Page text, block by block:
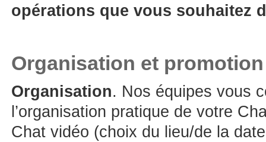
opérations que vous souhaitez
Organisation et promotion
Organisation. Nos équipes vous
l’organisation pratique de votre
Chat vidéo (choix du lieu/de la